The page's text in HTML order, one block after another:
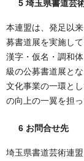
5 埼玉県書道芸
本連盟は、発足以
募書道展を実施し
漢字・仮名・調和
級の公募書道展と
文化事業の一環と
の向上の一翼を担っ
6 お問合せ先
埼玉県書道芸術連